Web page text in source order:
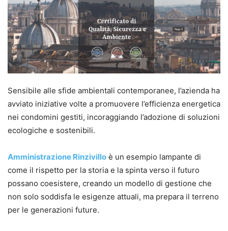
Sensibile alle sfide ambientali contemporanee, l’azienda ha
avviato iniziative volte a promuovere l’efficienza energetica
nei condomini gestiti, incoraggiando l’adozione di soluzioni
ecologiche e sostenibili.
Amministrazione Rinzivillo è un esempio lampante di
come il rispetto per la storia e la spinta verso il futuro
possano coesistere, creando un modello di gestione che
non solo soddisfa le esigenze attuali, ma prepara il terreno
per le generazioni future.